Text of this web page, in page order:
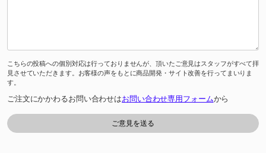
こちらの投稿への個別対応は行っておりませんが、頂いたご意見はスタッフがすべて拝
見させていただきます。お客様の声をもとに商品開発・サイト改善を行ってまいりま
す。
ご注文にかかわるお問い合わせはお問い合わせ専用フォームから